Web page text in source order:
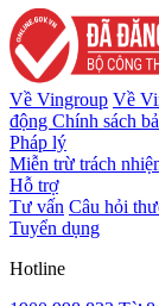
Về Vingroup Về
động Chính sách
Pháp lý
Miễn trừ trách
Hỗ trợ
Tư vấn Câu hỏi
Tuyển dụng
Hotline